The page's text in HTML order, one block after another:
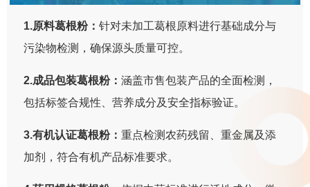
1.原料葛根粉：针对未加工葛根原料进行基础成分与
污染物检测，确保源头质量可控。
2.成品包装葛根粉：涵盖市售包装产品的全面检测，
包括标签合规性、营养成分及安全指标验证。
3.有机认证葛根粉：重点检测农药残留、重金属及添
加剂，符合有机产品标准要求。